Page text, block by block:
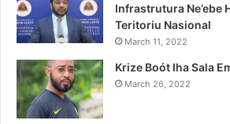
Infrastrutura Ne’ebe
Teritoriu Nasional
March 11, 2022
Krize Boót Iha Sala
March 26, 2022